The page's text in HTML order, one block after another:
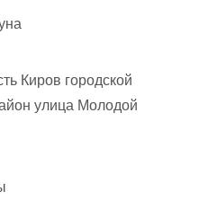
Киров городской
улица Молодой